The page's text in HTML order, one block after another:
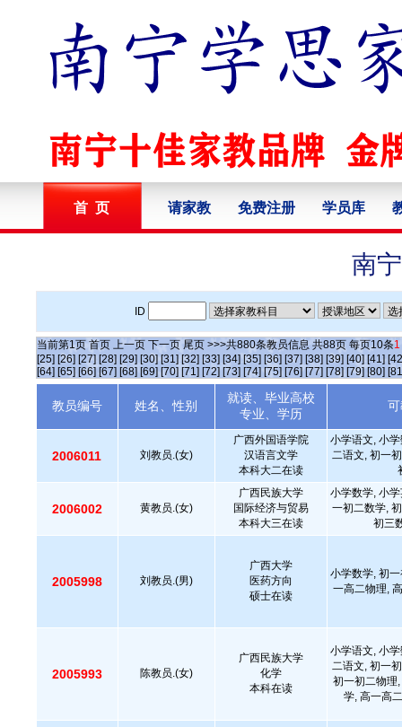
首 页 请家教 免费注册 学员库
南
ID
当前第1页 首页 上一页 下一页 尾页 >>>共880条教员信息 共88页 每页10条1
[25] [26] [27] [28] [29] [30] [31] [32] [33] [34] [35] [36] [37] [38] [39] [40] [41]
[64] [65] [66] [67] [68] [69] [70] [71] [72] [73] [74] [75] [76] [77] [78] [79] [80]
教员编号 姓名、性别
就读、毕业高校
专业、学历
2006011 刘教员.(女)
广西外国语学院
汉语言文学
本科大二在读
小学语文, 小
二语文, 初一
2006002 黄教员.(女)
广西民族大学
国际经济与贸易
本科大三在读
小学数学, 小
一初二数学,
初三
2005998 刘教员.(男)
广西大学
医药方向
硕士在读
小学数学, 初
一高二物理,
2005993 陈教员.(女)
广西民族大学
化学
本科在读
小学语文, 小
二语文, 初一
初一初二物理
学, 高一高